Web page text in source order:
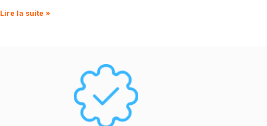
Lire la suite »